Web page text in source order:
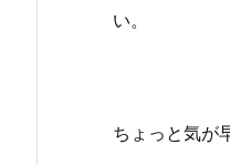
い。
ちょっと気が